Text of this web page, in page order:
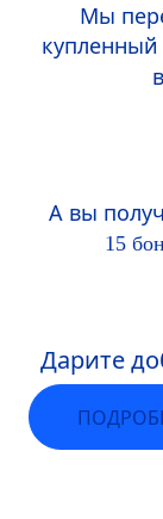
Мы
купленный
А вы
15
Дарите